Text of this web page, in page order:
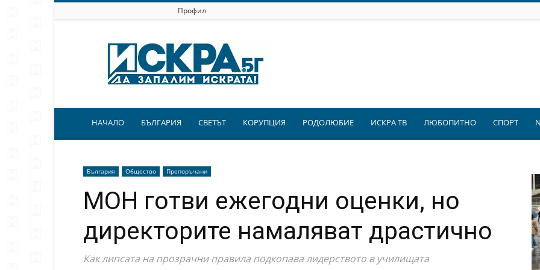
Профил
Искра.бг
НАЧАЛО БЪЛГАРИЯ СВЕТЪТ КОРУПЦИЯ РОДОЛЮБИЕ ИСКРА ТВ ЛЮБОПИТНО СПОРТ
България Общество Препоръчани
МОН готви ежегодни оценки, но
директорите намаляват драстично
Как липсата на прозрачни правила подкопава лидерството в училищата